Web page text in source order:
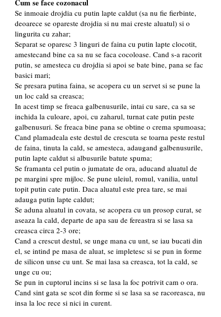
Cum se face cozonacul
Se inmoaie drojdia cu putin lapte caldut (sa nu fie fierbinte,
deoarece se opareste drojdia si nu mai creste aluatul) si o
lingurita cu zahar;
Separat se oparesc 3 linguri de faina cu putin lapte clocotit,
amestecand bine ca sa nu se faca cocoloase. Cand s-a racorit
putin, se amesteca cu drojdia si apoi se bate bine, pana se fac
basici mari;
Se presara putina faina, se acopera cu un servet si se pune la
un loc cald sa creasca;
In acest timp se freaca galbenusurile, intai cu sare, ca sa se
inchida la culoare, apoi, cu zaharul, turnat cate putin peste
galbenusuri. Se freaca bine pana se obtine o crema spumoasa;
Cand plamadeala este destul de crescuta se toarna peste restul
de faina, tinuta la cald, se amesteca, adaugand galbenusurile,
putin lapte caldut si albusurile batute spuma;
Se framanta cel putin o jumatate de ora, aducand aluatul de
pe margini spre mijloc. Se pune uleiul, romul, vanilia, untul
topit putin cate putin. Daca aluatul este prea tare, se mai
adauga putin lapte caldut;
Se aduna aluatul in covata, se acopera cu un prosop curat, se
aseaza la cald, departe de apa sau de fereastra si se lasa sa
creasca circa 2-3 ore;
Cand a crescut destul, se unge mana cu unt, se iau bucati din
el, se intind pe masa de aluat, se impletesc si se pun in forme
de silicon unse cu unt. Se mai lasa sa creasca, tot la cald, se
unge cu ou;
Se pun in cuptorul incins si se lasa la foc potrivit cam o ora.
Cand sint gata se scot din forme si se lasa sa se racoreasca, nu
insa la loc rece si nici in curent.